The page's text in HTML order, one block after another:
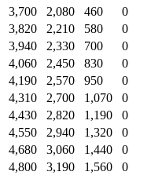
3,700 2,080 460
0
3,820 2,210 580
0
3,940 2,330 700
0
4,060 2,450 830
0
4,190 2,570 950
0
4,310 2,700 1,070
0
4,430 2,820 1,190
0
4,550 2,940 1,320
0
4,680 3,060 1,440
0
4,800 3,190 1,560
0